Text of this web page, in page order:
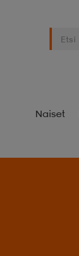
Naiset